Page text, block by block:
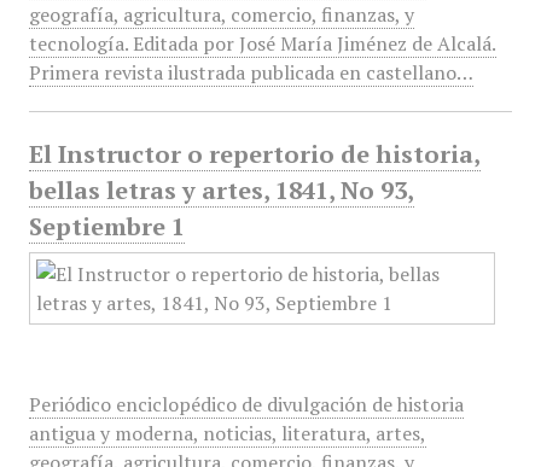
geografía, agricultura, comercio, finanzas, y
tecnología. Editada por José María Jiménez de Alcalá.
Primera revista ilustrada publicada en castellano…
El Instructor o repertorio de historia,
bellas letras y artes, 1841, No 93,
Septiembre 1
Periódico enciclopédico de divulgación de historia
antigua y moderna, noticias, literatura, artes,